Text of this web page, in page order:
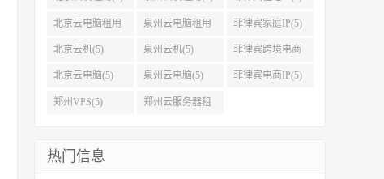
北京云电脑租用
(5)
泉州云电脑租用
(5)
菲律宾家庭IP(5)
北京云机(5) 泉州云机(5) 菲律宾跨境电商
IP(5)
北京云电脑(5) 泉州云电脑(5) 菲律宾电商IP(5)
郑州VPS(5) 郑州云服务器租
热门信息